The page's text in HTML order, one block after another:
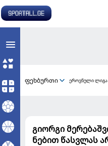
ფეხბურთი ეროვნული ლიგა
გიორგი
ნებით წასვლას